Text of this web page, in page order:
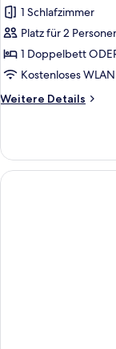
Doppel-
oder
-
Zweibettzimmer
1 Schlafzimmer
Platz für 2
1 Doppelbett
Kostenloses WLAN
Weitere Details
Weitere
Doppel-
oder
-